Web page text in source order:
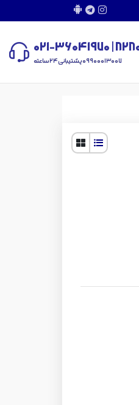
09900013007 پشتیبانی 24 ساعته